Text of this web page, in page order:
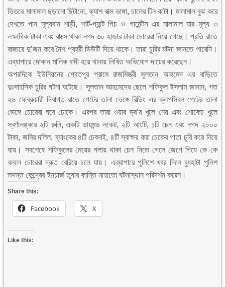
ভিতরে মালামাল ছড়ানো ছিটানো, ক্যাশ বাক্স ভাঙ্গা, চালের টিন কাটা। মালামাল বুঝ করে
দেখতে পান মূল্যবান শাড়ী, শার্ট-প্যান্ট পিচ ও গার্মেন্টস এর মালামাল যার মূল্য ৩
লক্ষাধিক টাকা এবং বাক্সে থাকা নগদ ৩০ হাজার টাকা চোরেরা নিয়ে গেছে। প্রতি রাতে
বাজারে দু’জন করে নৈশ প্রহরী ডিউটি দিয়ে থাকে। তারা চুরির ঘটনা জানতে পারেনি।
এব্যাপারে দোকান মালিক বাদী হয়ে থানায় লিখিত অভিযোগ দায়ের করেছেন।
অপরদিকে ইউনিয়নের শ্বেতপুর গ্রামে রাজমিস্ত্রী সুলতান আহমেদ এর বাড়িতে
দুঃসাহসিক চুরির ঘটনা ঘটেছে। সুলতান আহমেদের ছেলে শফিকুল ইসলাম জানান, গত
২৬ ফেব্রুয়ারী দিবাগত রাতে গেটের তালা ভেঙ্গে বিল্ডিং এর ক্লপসিবল গেটের তালা
ভেঙ্গে চোরেরা ঘরে ঢোকে। এরপর তারা ওয়ার ড্র’র খুলে নেয় এবং শোকেচ খুলে
স্বর্ণালঙ্কার ২টি রুলি, একটি ডায়মন্ড লকেট, ২টি আংটি, ১টি চেন এবং নগদ ২০০০
টাকা, জমির দলিল, ব্যাংকের ৪টি চেকবই, ৪টি স্বাক্ষর করা চেকের পাতা চুরি করে নিয়ে
যায়। সবশেষে শফিকুলের মেয়ের গলায় থাকা চেন নিতে গেলে জেগে গিযে কে কে
বললে চোরেরা দ্রুত বেরিয়ে চলে যায়। এব্যাপারে পুলিশে খবর দিলে বুধহাটা পুলিশ
তদন্ত কেন্দ্রের ইনচার্জ তুষার কান্তি মাহাতো ঘটনাস্থান পরিদর্শন করেন।
Share this:
Facebook X
Like this: